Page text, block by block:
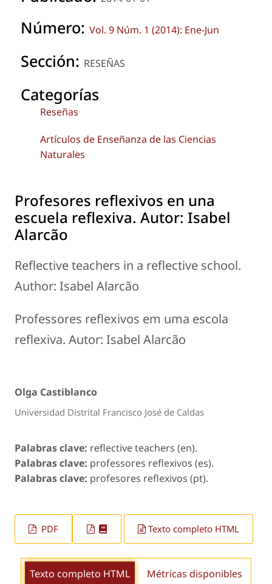
Número: Vol. 9 Núm. 1 (2014): Ene-Jun
Sección: RESEÑAS
Categorías
Reseñas
Artículos de Enseñanza de las Ciencias
Naturales
Profesores reflexivos en una
escuela reflexiva. Autor: Isabel
Alarcão
Reflective teachers in a reflective school.
Author: Isabel Alarcão
Professores reflexivos em uma escola
reflexiva. Autor: Isabel Alarcão
Olga Castiblanco
Universidad Distrital Francisco José de Caldas
Palabras clave: reflective teachers (en).
Palabras clave: professores reflexivos (es).
Palabras clave: profesores reflexivos (pt).
PDF Texto completo HTML
Texto completo HTML Métricas disponibles